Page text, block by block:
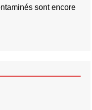
sont encore